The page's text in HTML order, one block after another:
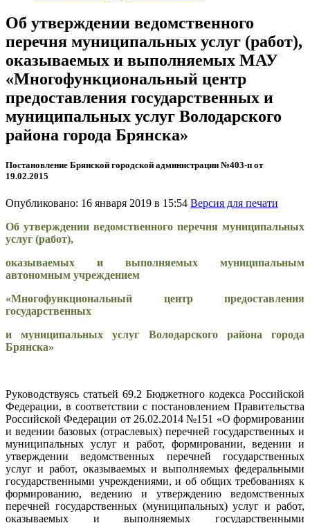
Об утверждении ведомственного
перечня муниципальных услуг (работ),
оказываемых и выполняемых МАУ
«Многофункциональный центр
предоставления государственных и
муниципальных услуг Володарского
района города Брянска»
Постановление Брянской городской администрации №403-п от
19.02.2015
Опубликовано: 16 января 2019 в 15:54 Версия для печати
Об утверждении ведомственного перечня муниципальных
услуг (работ),
оказываемых и выполняемых муниципальным
автономным учреждением
«Многофункциональный центр предоставления
государственных
имуниципальных услуг Володарского района города
Брянска»
Руководствуясь статьей 69.2 Бюджетного кодекса Российской
Федерации, в соответствии с постановлением Правительства
Российской Федерации от 26.02.2014 №151 «О формировании
и ведении базовых (отраслевых) перечней государственных и
муниципальных услуг и работ, формировании, ведении и
утверждении ведомственных перечней государственных
услуг и работ, оказываемых и выполняемых федеральными
государственными учреждениями, и об общих требованиях к
формированию, ведению и утверждению ведомственных
перечней государственных (муниципальных) услуг и работ,
оказываемых и выполняемых государственными